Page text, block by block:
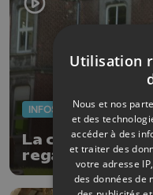
INFOS
La
regard,
photographies
Utilisation
Nous et nos
et des
accéder à des
et traiter des
votre adresse
des données de